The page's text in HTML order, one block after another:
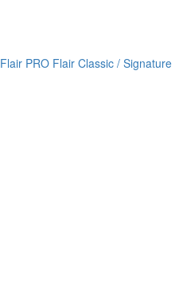
Flair PRO Flair Classic / Signature